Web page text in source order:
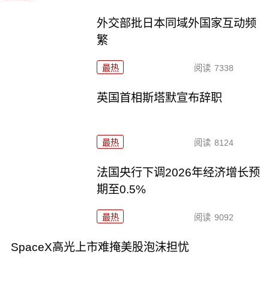
外交部批日本同域外国家互动频
繁
最热 阅读 7338
英国首相斯塔默宣布辞职
最热 阅读 8124
法国央行下调2026年经济增长预
期至0.5%
最热 阅读 9092
SpaceX高光上市难掩美股泡沫担忧